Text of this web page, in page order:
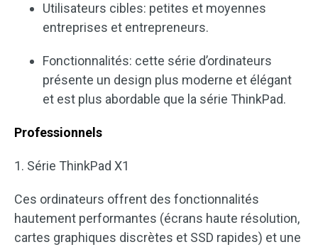
Utilisateurs cibles: petites et moyennes
entreprises et entrepreneurs.
Fonctionnalités: cette série d’ordinateurs
présente un design plus moderne et élégant
et est plus abordable que la série ThinkPad.
Professionnels
1. Série ThinkPad X1
Ces ordinateurs offrent des fonctionnalités
hautement performantes (écrans haute résolution,
cartes graphiques discrètes et SSD rapides) et une